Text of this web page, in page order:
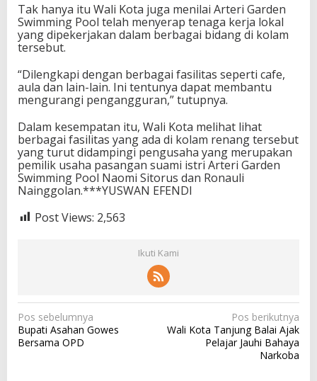
Tak hanya itu Wali Kota juga menilai Arteri Garden
Swimming Pool telah menyerap tenaga kerja lokal
yang dipekerjakan dalam berbagai bidang di kolam
tersebut.
“Dilengkapi dengan berbagai fasilitas seperti cafe,
aula dan lain-lain. Ini tentunya dapat membantu
mengurangi pengangguran,” tutupnya.
Dalam kesempatan itu, Wali Kota melihat lihat
berbagai fasilitas yang ada di kolam renang tersebut
yang turut didampingi pengusaha yang merupakan
pemilik usaha pasangan suami istri Arteri Garden
Swimming Pool Naomi Sitorus dan Ronauli
Nainggolan.***YUSWAN EFENDI
Post Views: 2,563
Ikuti Kami
N
a
Pos sebelumnya
Bupati Asahan Gowes
Bersama OPD
Pos berikutnya
Wali Kota Tanjung Balai Ajak
Pelajar Jauhi Bahaya
Narkoba